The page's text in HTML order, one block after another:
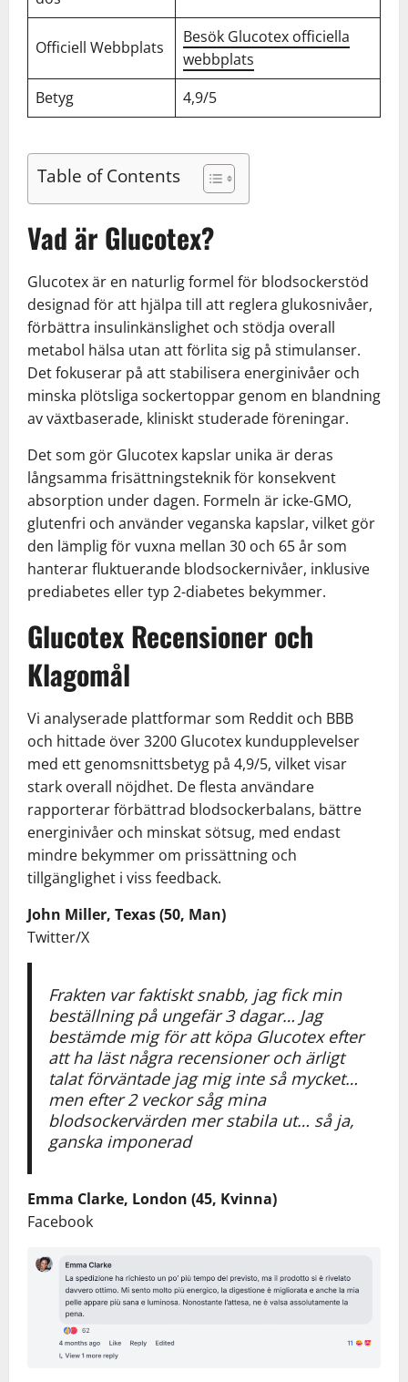
Officiell Webbplats
Besök Glucotex officiella
webbplats
Betyg
4,9/5
Table of Contents
Vad är Glucotex?
Glucotex är en naturlig formel för blodsockerstöd
designad för att hjälpa till att reglera glukosnivåer,
förbättra insulinkänslighet och stödja overall
metabol hälsa utan att förlita sig på stimulanser.
Det fokuserar på att stabilisera energinivåer och
minska plötsliga sockertoppar genom en blandning
av växtbaserade, kliniskt studerade föreningar.
Det som gör Glucotex kapslar unika är deras
långsamma frisättningsteknik för konsekvent
absorption under dagen. Formeln är icke-GMO,
glutenfri och använder veganska kapslar, vilket gör
den lämplig för vuxna mellan 30 och 65 år som
hanterar fluktuerande blodsockernivåer, inklusive
prediabetes eller typ 2-diabetes bekymmer.
Glucotex Recensioner och
Klagomål
Vi analyserade plattformar som Reddit och BBB
och hittade över 3200 Glucotex kundupplevelser
med ett genomsnittsbetyg på 4,9/5, vilket visar
stark overall nöjdhet. De flesta användare
rapporterar förbättrad blodsockerbalans, bättre
energinivåer och minskat sötsug, med endast
mindre bekymmer om prissättning och
tillgänglighet i viss feedback.
John Miller, Texas (50, Man)
Twitter/X
Frakten var faktiskt snabb, jag fick min
beställning på ungefär 3 dagar… Jag
bestämde mig för att köpa Glucotex efter
att ha läst några recensioner och ärligt
talat förväntade jag mig inte så mycket…
men efter 2 veckor såg mina
blodsockervärden mer stabila ut… så ja,
ganska imponerad
Emma Clarke, London (45, Kvinna)
Facebook